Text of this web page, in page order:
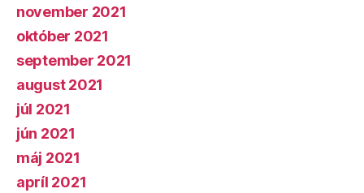
november 2021
október 2021
september 2021
august 2021
júl 2021
jún 2021
máj 2021
apríl 2021